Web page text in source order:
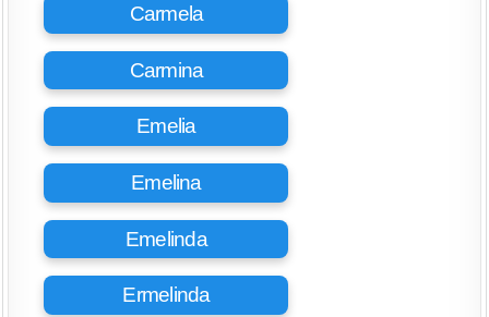
Carmela
Carmina
Emelia
Emelina
Emelinda
Ermelinda